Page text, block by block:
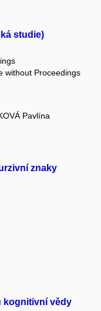
studie)
without Proceedings
Pavlína
znaky
kognitivní vědy